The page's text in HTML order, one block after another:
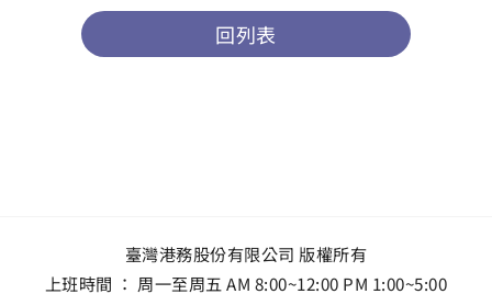
回列表
臺灣港務股份有限公司 版權所有
上班時間 ： 周一至周五 AM 8:00~12:00 PM 1:00~5:00